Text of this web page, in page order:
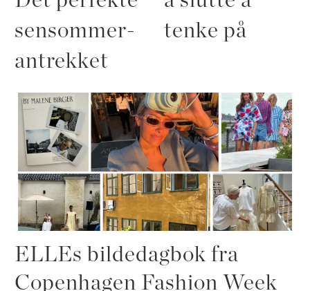
sensommer-
antrekket
tenke på
ELLEs bildedagbok fra
Copenhagen Fashion Week